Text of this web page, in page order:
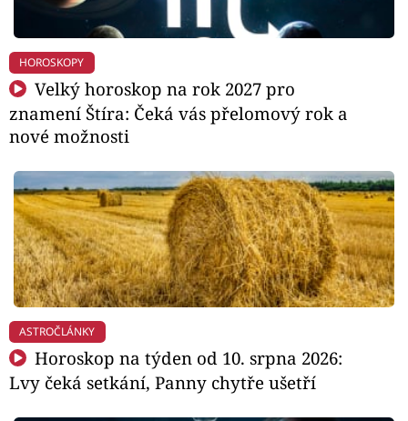
HOROSKOPY
Velký horoskop na rok 2027 pro
znamení Štíra: Čeká vás přelomový rok a
nové možnosti
ASTROČLÁNKY
Horoskop na týden od 10. srpna 2026:
Lvy čeká setkání, Panny chytře ušetří